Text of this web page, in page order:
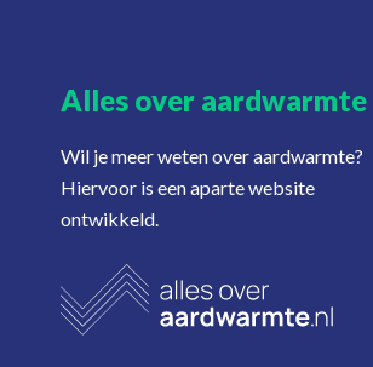
Alles over aardwarmte
Wil je meer weten over aardwarmte?
Hiervoor is een aparte website
ontwikkeld.